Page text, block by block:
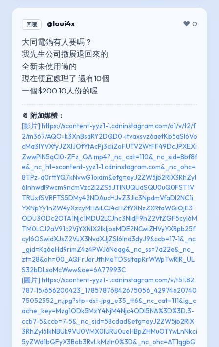
回覆 @loui4x ❤️ 0
大同電鍋有人要嗎？
我先生公司撤展退回來的
全新未使用過的
現在便宜處理了 還有10個
一個$200 10人份的喔
📎 附加媒體：
[影片] https://scontent-yyz1-1.cdninstagram.com/o1/v/t2/f
2/m367/AQO-k3XnBsdRY2DQD0-itvaxsvz6aetKb5aSl6Vo
cMa3lYVXfyJZXlJOfYtAcPj3cliZoFUTV2WtFF49DcJPXEXi
ZwwPlN5qCl0-ZFz_GA.mp4?_nc_cat=110&_nc_sid=8bf8f
e&_nc_ht=scontent-yyz1-1.cdninstagram.com&_nc_ohc=
8TPz-q0rttYQ7kNvwG1oidm&efg=eyJ2ZW5jb2RlX3RhZyI
6Inhwdl9wcm9ncmVzc2l2ZS5JTlNUQUdSQU0uQ0FST1V
TRUxfSVRFTS5DMy42NDAucHJvZ3Jlc3NpdmVfaDI2NC1i
YXNpYy1nZW4yXzcyMHAiLCJ4cHZfYXNzZXRfaWQiOjE3
ODU3ODc2OTA1Njc1MDU2LCJhc3NldF9hZ2VfZGF5cyI6M
TM0LCJ2aV91c2VjYXNlX2lkIjoxMDE2NCwiZHVyYXRpb25f
cyI6OSwidXJsZ2VuX3NvdXJjZSI6Ind3dyJ9&ccb=17-1&_nc
_gid=Kq6eHd9rimZ4z4PWJ6Neqg&_nc_ss=7a22e&_nc_
zt=28&oh=00_AQFrJerJfhMeTDSsltapRrWWpTwRIR_UL
S32bDLsoMcWww&oe=6A77993C
[圖片] https://scontent-yyz1-1.cdninstagram.com/v/t51.82
787-15/656200423_17857876842675056_42974620740
75052552_n.jpg?stp=dst-jpg_e35_tt6&_nc_cat=111&ig_c
ache_key=Mzg1ODk5MzY4NjM4Njc4ODI5NA%3D%3D.3-
ccb7-5&ccb=7-5&_nc_sid=58cdad&efg=eyJ2ZW5jb2RlX
3RhZyI6IkNBUk9VU0VMX0lURU0ueHBpZHMuOTYwLnNkci
5yZWd1bGFyX3Bob3RvLkMzIn0%3D&_nc_ohc=AT1qgbG